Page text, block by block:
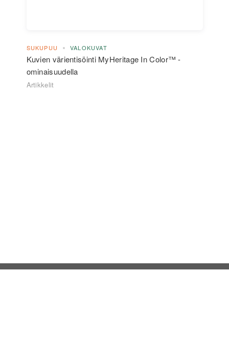
SUKUPUU VALOKUVAT
Kuvien värientisöinti MyHeritage In Color™ -
ominaisuudella
Artikkelit